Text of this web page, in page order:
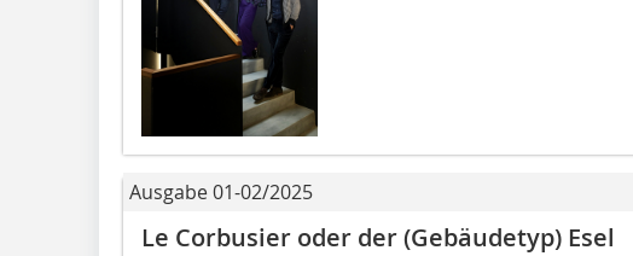
Ausgabe 01-02/2025
Le Corbusier oder der (Gebäudetyp) Esel